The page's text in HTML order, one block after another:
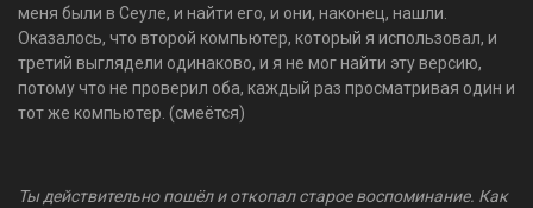
меня были в Сеуле, и найти его, и они, наконец, нашли.
Оказалось, что второй компьютер, который я использовал, и
третий выглядели одинаково, и я не мог найти эту версию,
потому что не проверил оба, каждый раз просматривая один и
тот же компьютер. (смеётся)
Ты действительно пошёл и откопал старое воспоминание. Как